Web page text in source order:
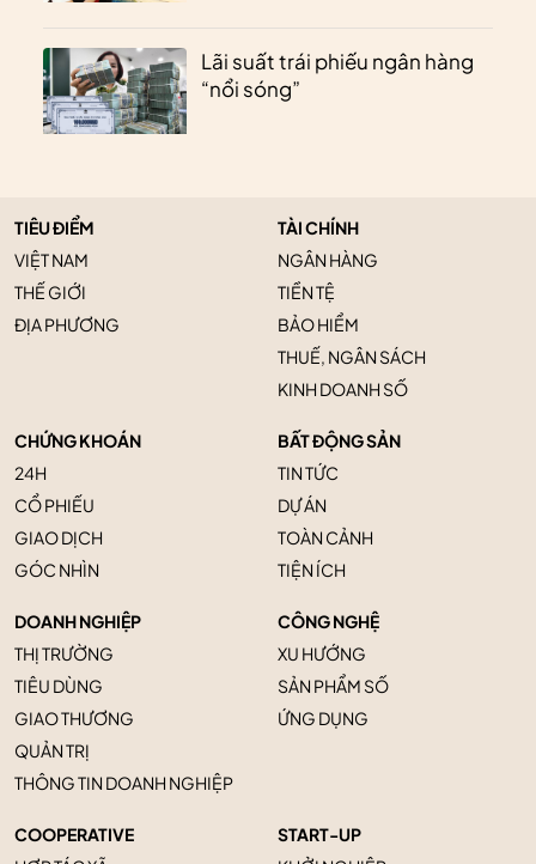
Lãi suất trái phiếu ngân hàng
“nổi sóng”
TIÊU ĐIỂM
VIỆT NAM
THẾ GIỚI
ĐỊA PHƯƠNG
TÀI CHÍNH
NGÂN HÀNG
TIỀN TỆ
BẢO HIỂM
THUẾ, NGÂN SÁCH
KINH DOANH SỐ
CHỨNG KHOÁN
24H
CỔ PHIẾU
GIAO DỊCH
GÓC NHÌN
BẤT ĐỘNG SẢN
TIN TỨC
DỰ ÁN
TOÀN CẢNH
TIỆN ÍCH
DOANH NGHIỆP
THỊ TRƯỜNG
TIÊU DÙNG
GIAO THƯƠNG
QUẢN TRỊ
THÔNG TIN DOANH NGHIỆP
CÔNG NGHỆ
XU HƯỚNG
SẢN PHẨM SỐ
ỨNG DỤNG
COOPERATIVE
START-UP